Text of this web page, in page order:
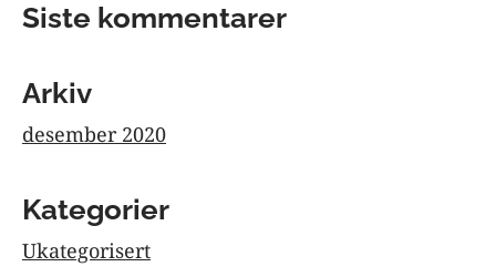
Siste kommentarer
Arkiv
desember 2020
Kategorier
Ukategorisert